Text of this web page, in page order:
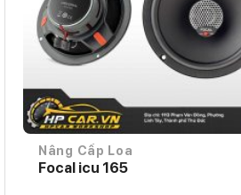
Nâng Cấp Loa
Focal icu 165